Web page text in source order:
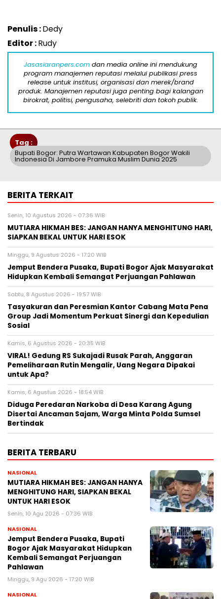
Penulis :Dedy
Editor :Rudy
Jasasiaranpers.com dan media online ini mendukung
program manajemen reputasi melalui publikasi press
release untuk institusi, organisasi dan merek/brand
produk. Manajemen reputasi juga penting bagi kalangan
birokrat, politisi, pengusaha, selebriti dan tokoh publik.
Tag :
Bupati Bogor: Putra Wartawan Kabupaten Bogor Wakili
Indonesia Di Jambore Pramuka Muslim Dunia 2025
BERITA TERKAIT
Senin, 10 Agustus 2026 - 07:36 WIB
MUTIARA HIKMAH BES: JANGAN HANYA MENGHITUNG HARI,
SIAPKAN BEKAL UNTUK HARI ESOK
Minggu, 9 Agustus 2026 - 17:20 WIB
Jemput Bendera Pusaka, Bupati Bogor Ajak Masyarakat
Hidupkan Kembali Semangat Perjuangan Pahlawan
Sabtu, 8 Agustus 2026 - 19:57 WIB
Tasyakuran dan Peresmian Kantor Cabang Mata Pena
Group Jadi Momentum Perkuat Sinergi dan Kepedulian
Sosial
Kamis, 6 Agustus 2026 - 20:35 WIB
VIRAL! Gedung RS Sukajadi Rusak Parah, Anggaran
Pemeliharaan Rutin Mengalir, Uang Negara Dipakai
untuk Apa?
Kamis, 6 Agustus 2026 - 18:54 WIB
Diduga Peredaran Narkoba di Desa Karang Agung
Disertai Ancaman Sajam, Warga Minta Polda Sumsel
Bertindak
BERITA TERBARU
NASIONAL
MUTIARA HIKMAH BES: JANGAN HANYA
MENGHITUNG HARI, SIAPKAN BEKAL
UNTUK HARI ESOK
Senin, 10 Agu 2026 - 07:36 WIB
NASIONAL
Jemput Bendera Pusaka, Bupati
Bogor Ajak Masyarakat Hidupkan
Kembali Semangat Perjuangan
Pahlawan
Minggu, 9 Agu 2026 - 17:20 WIB
NASIONAL